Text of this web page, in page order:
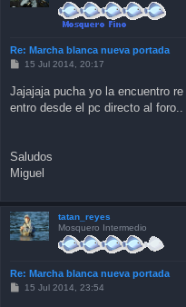
Re: Marcha blanca nueva portada
P
s
t
15 Jul 2014, 20:17
Jajajaja pucha yo la encuentro
entro desde el pc directo al foro..
Saludos
Miguel
tatan_reyes
Mosquero Intermedio
Re: Marcha blanca nueva portada
P15 Jul 2014, 23:54